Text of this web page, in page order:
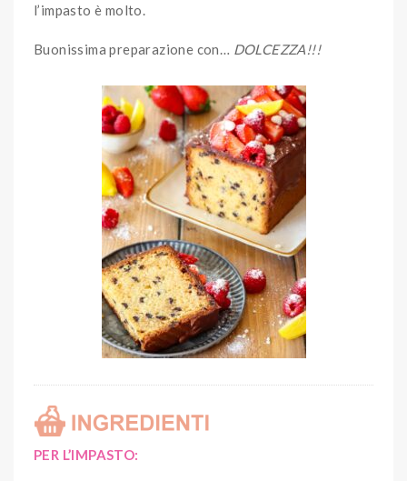
l’impasto è molto.
Buonissima preparazione con… DOLCEZZA!!!
PER L’IMPASTO: